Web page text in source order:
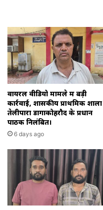
वायरल वीडियो मामले में बड़ी
कार्रवाई, शासकीय प्राथमिक शाला
तेलीपारा डोंगाकोहरौद के प्रधान
पाठक निलंबित।
6 days ago